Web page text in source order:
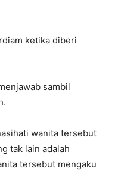
ketika diberi
sambil
wanita tersebut
tak lain adalah
tersebut mengaku